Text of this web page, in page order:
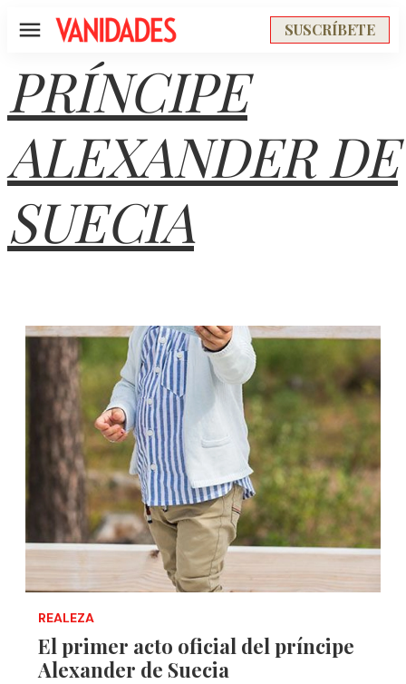
Menú SUSCRÍBETE
PRÍNCIPE
ALEXANDER DE
SUECIA
REALEZA
El primer acto oficial del príncipe
Alexander de Suecia